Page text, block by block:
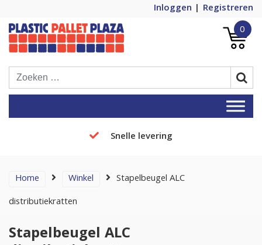
Inloggen
Registreren
Plastic Pallet Plaza
Plastic Pallets Plaza, de nummer 1 in
Europa!
0
Snelle levering
Home Winkel
Stapelbeugel ALC
distributiekratten
Stapelbeugel ALC